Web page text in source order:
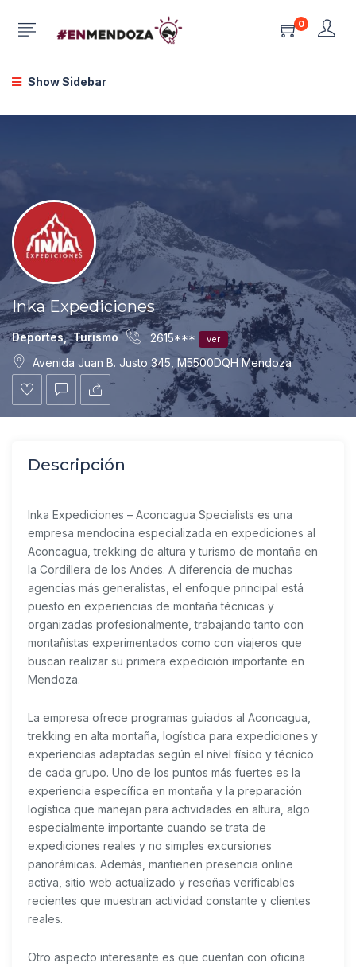
0
Show Sidebar
Inka Expediciones
Deportes, Turismo 2615*** ver
Avenida Juan B. Justo 345, M5500DQH Mendoza
Descripción
Inka Expediciones – Aconcagua Specialists es una
empresa mendocina especializada en expediciones al
Aconcagua, trekking de altura y turismo de montaña en
la Cordillera de los Andes. A diferencia de muchas
agencias más generalistas, el enfoque principal está
puesto en experiencias de montaña técnicas y
organizadas profesionalmente, trabajando tanto con
montañistas experimentados como con viajeros que
buscan realizar su primera expedición importante en
Mendoza.
La empresa ofrece programas guiados al Aconcagua,
trekking en alta montaña, logística para expediciones y
experiencias adaptadas según el nivel físico y técnico
de cada grupo. Uno de los puntos más fuertes es la
experiencia específica en montaña y la preparación
logística que manejan para actividades en altura, algo
especialmente importante cuando se trata de
expediciones reales y no simples excursiones
panorámicas. Además, mantienen presencia online
activa, sitio web actualizado y reseñas verificables
recientes que muestran actividad constante y clientes
reales.
Otro aspecto interesante es que cuentan con oficina